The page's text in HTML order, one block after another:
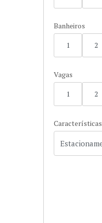
Banheiros
1 2
Vagas
1 2
Características